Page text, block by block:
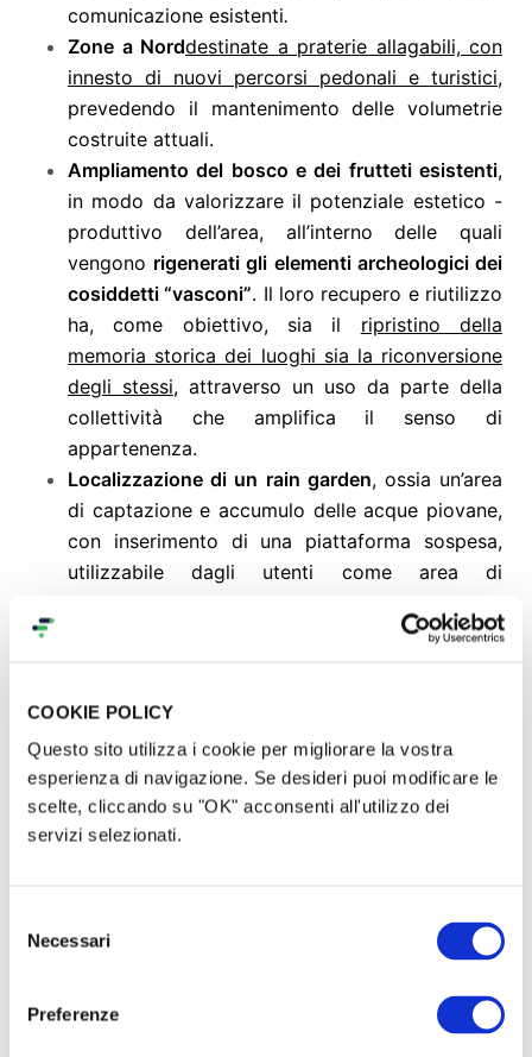
COOKIE POLICY
Questo sito utilizza i cookie per migliorare la vostra
esperienza di navigazione. Se desideri puoi modificare le
scelte, cliccando su "OK" acconsenti all'utilizzo dei
servizi selezionati.
delNecessari
Preferenze
comunicazione esistenti.
Zone a Norddestinate a praterie allagabili, con
innesto di nuovi percorsi pedonali e turistici,
prevedendo il mantenimento delle volumetrie
costruite attuali.
Ampliamento del bosco e dei frutteti esistenti,
in modo da valorizzare il potenziale estetico -
produttivo dell’area, all’interno delle quali
vengono rigenerati gli elementi archeologici dei
cosiddetti “vasconi”. Il loro recupero e riutilizzo
ha, come obiettivo, sia il ripristino della
memoria storica dei luoghi sia la riconversione
degli stessi, attraverso un uso da parte della
collettività che amplifica il senso di
appartenenza.
Localizzazione di un rain garden, ossia un’area
di captazione e accumulo delle acque piovane,
con inserimento di una piattaforma sospesa,
utilizzabile dagli utenti come area di
pubbliche outdoor ( arena a cielo aperto e altri
modo da favorire una ricucitura sociale nelle
aree attuali.
Area Centro -r iuso delle arterie viarie interne
attualmente edificate, attraverso nuovi impieghi:
percorsi pedonali sportivi e di riabilitazione a
la rotatoria e le altre vie di scorrimento
secondarie saranno mantenute e rese